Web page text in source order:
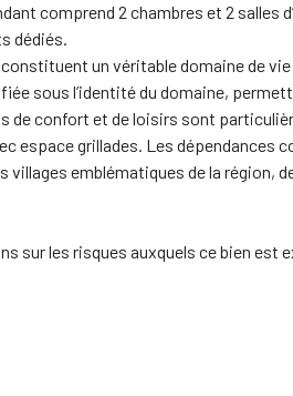
comprend 2 chambres et 2
dédiés.
un véritable domaine de
sous l’identité du domaine,
de confort et de loisirs sont
espace grillades. Les dépendances
villages emblématiques de la région,
sur les risques auxquels ce bien est